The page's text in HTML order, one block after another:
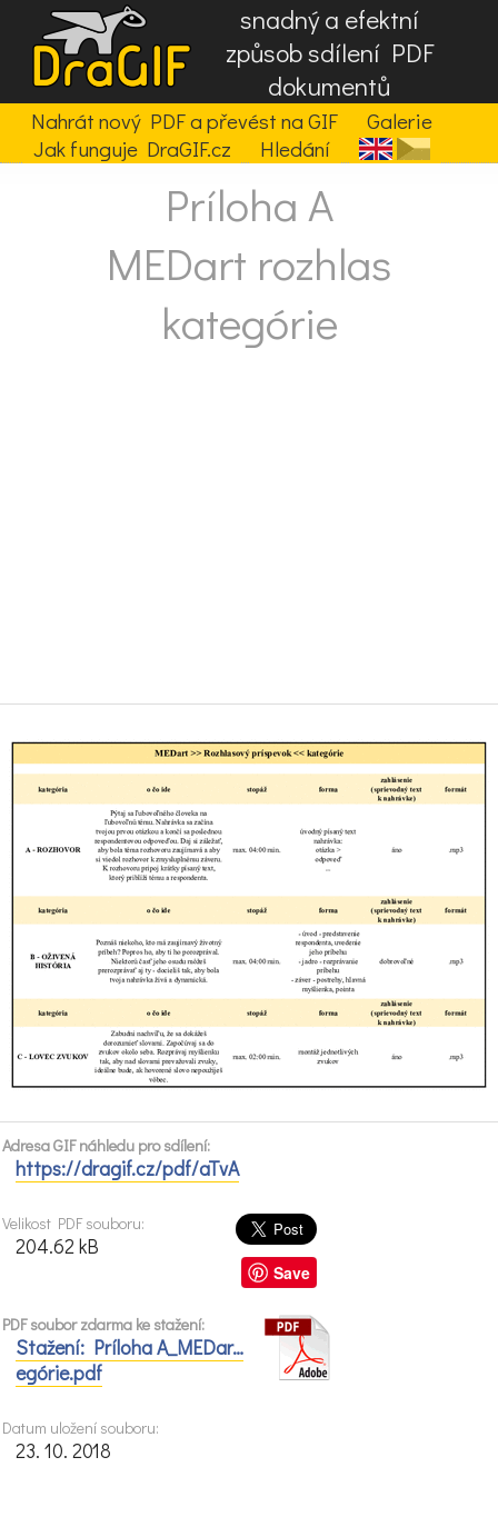
snadný a efektní
způsob sdílení PDF
dokumentů
Nahrát nový PDF a převést na GIF
Galerie
Jak funguje DraGIF.cz
Hledání
Príloha A
MEDart rozhlas
kategórie
Adresa GIF náhledu pro sdílení:
https://dragif.cz/pdf/aTvA
Save
Velikost PDF souboru:
204.62 kB
PDF soubor zdarma ke stažení:
Stažení: Príloha A_MEDar…
egórie.pdf
Datum uložení souboru:
23. 10. 2018